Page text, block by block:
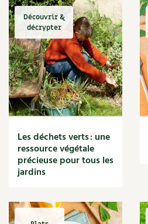
Mare
Marie Chioca
Marmite
Massage
Matériaux
Maux
Méditerranéen
Menace
Mésange
Microflore
Migraine
Mode de culture
Montagne
Moutarde
Multiplication
Découvrir &
décrypter
Les déchets verts : une
ressource végétale
précieuse pour tous les
jardins